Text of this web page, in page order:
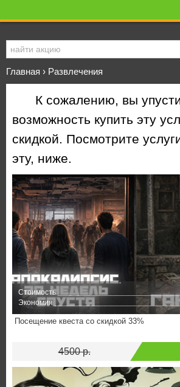
Главная › Развлечения
К сожалению, вы
возможность купить эту
скидкой. Посмотрите
эту, ниже.
Стоимость
Экономия
Посещение квеста со скидкой 33%
4500 р.